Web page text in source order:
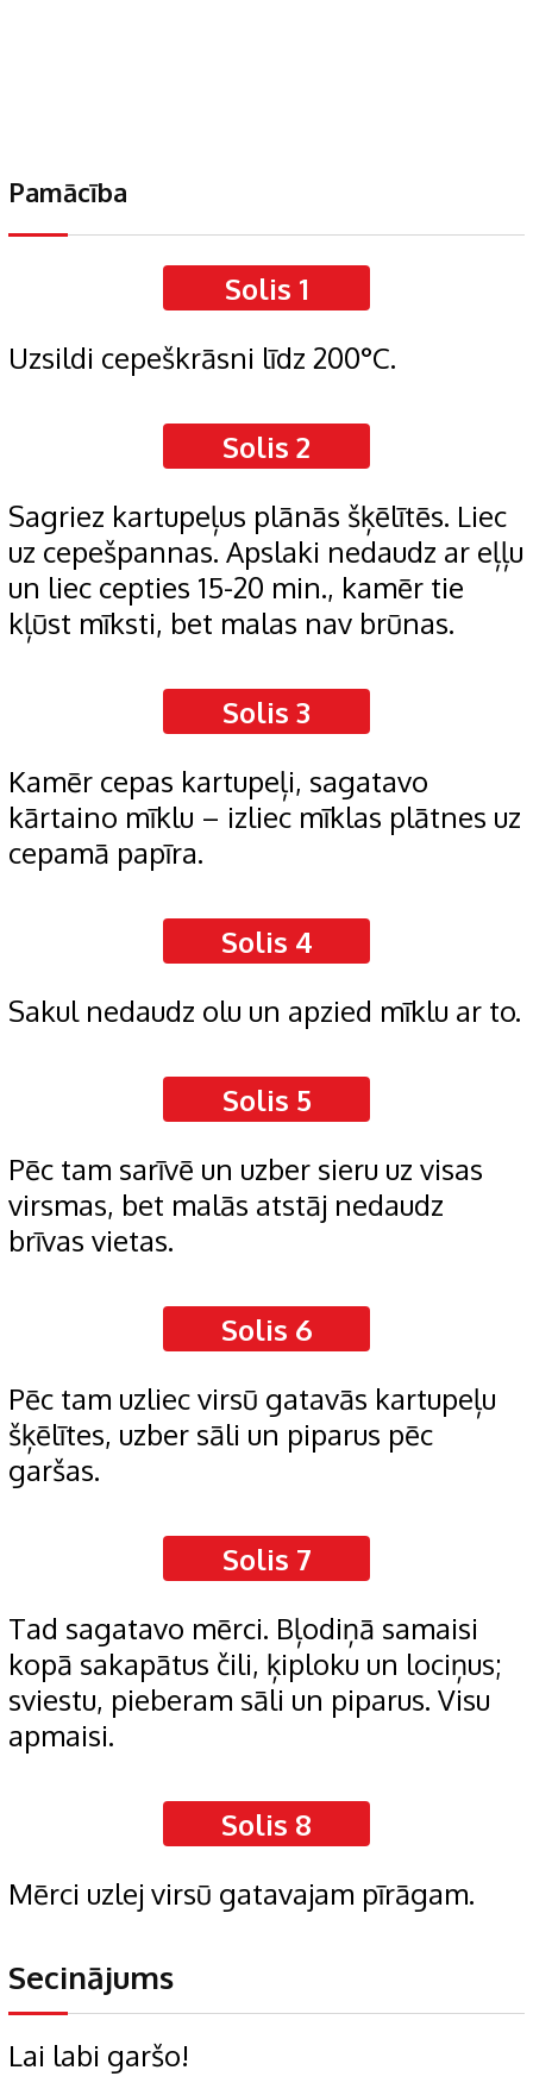
Pamācība
Solis 1
Uzsildi cepeškrāsni līdz 200°C.
Solis 2
Sagriez kartupeļus plānās šķēlītēs. Liec
uz cepešpannas. Apslaki nedaudz ar eļļu
un liec cepties 15-20 min., kamēr tie
kļūst mīksti, bet malas nav brūnas.
Solis 3
Kamēr cepas kartupeļi, sagatavo
kārtaino mīklu – izliec mīklas plātnes uz
cepamā papīra.
Solis 4
Sakul nedaudz olu un apzied mīklu ar to.
Solis 5
Pēc tam sarīvē un uzber sieru uz visas
virsmas, bet malās atstāj nedaudz
brīvas vietas.
Solis 6
Pēc tam uzliec virsū gatavās kartupeļu
šķēlītes, uzber sāli un piparus pēc
garšas.
Solis 7
Tad sagatavo mērci. Bļodiņā samaisi
kopā sakapātus čili, ķiploku un lociņus;
sviestu, pieberam sāli un piparus. Visu
apmaisi.
Solis 8
Mērci uzlej virsū gatavajam pīrāgam.
Secinājums
Lai labi garšo!